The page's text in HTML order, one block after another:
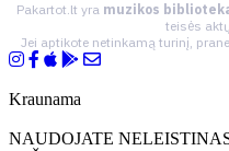
Pakartot.lt yra muzikos
teisės
Jei aptikote netinkamą turinį,
Kraunama
NAUDOJATE